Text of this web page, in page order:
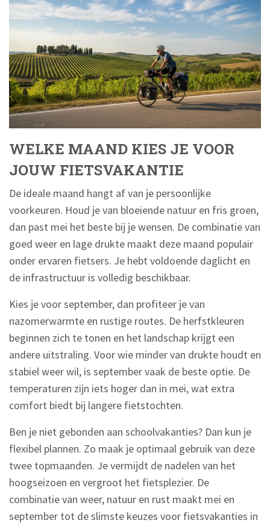
WELKE MAAND KIES JE VOOR
JOUW FIETSVAKANTIE
De ideale maand hangt af van je persoonlijke
voorkeuren. Houd je van bloeiende natuur en fris groen,
dan past mei het beste bij je wensen. De combinatie van
goed weer en lage drukte maakt deze maand populair
onder ervaren fietsers. Je hebt voldoende daglicht en
de infrastructuur is volledig beschikbaar.
Kies je voor september, dan profiteer je van
nazomerwarmte en rustige routes. De herfstkleuren
beginnen zich te tonen en het landschap krijgt een
andere uitstraling. Voor wie minder van drukte houdt en
stabiel weer wil, is september vaak de beste optie. De
temperaturen zijn iets hoger dan in mei, wat extra
comfort biedt bij langere fietstochten.
Ben je niet gebonden aan schoolvakanties? Dan kun je
flexibel plannen. Zo maak je optimaal gebruik van deze
twee topmaanden. Je vermijdt de nadelen van het
hoogseizoen en vergroot het fietsplezier. De
combinatie van weer, natuur en rust maakt mei en
september tot de slimste keuzes voor fietsvakanties in